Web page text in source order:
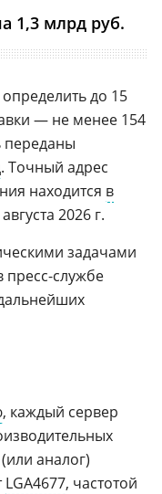
1,3 млрд руб.
до 15
— не менее 154
переданы
. Точный адрес
находится в
2026 г.
задачами
службе
, каждый сервер
аналог)
LGA4677, частотой